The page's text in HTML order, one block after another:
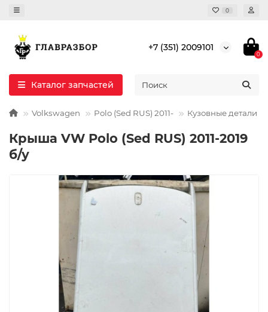
0
+7 (351) 2009101
0
Каталог запчастей
Volkswagen Polo (Sed RUS) 2011- Кузовные детали
Крыша VW Polo (Sed RUS) 2011-2019
б/у